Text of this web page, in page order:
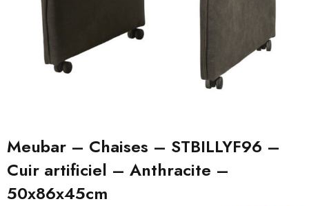
Meubar – Chaises – STBILLYF96 –
Cuir artificiel – Anthracite –
50x86x45cm